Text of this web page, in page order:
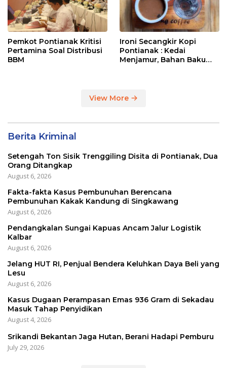
Pemkot Pontianak Kritisi
Pertamina Soal Distribusi
BBM
Ironi Secangkir Kopi
Pontianak : Kedai
Menjamur, Bahan Baku
View More
Berita Kriminal
Setengah Ton Sisik Trenggiling Disita di Pontianak, Dua
Orang Ditangkap
August 6, 2026
Fakta-fakta Kasus Pembunuhan Berencana
Pembunuhan Kakak Kandung di Singkawang
August 6, 2026
Pendangkalan Sungai Kapuas Ancam Jalur Logistik
Kalbar
August 6, 2026
Jelang HUT RI, Penjual Bendera Keluhkan Daya Beli yang
Lesu
August 6, 2026
Kasus Dugaan Perampasan Emas 936 Gram di Sekadau
Masuk Tahap Penyidikan
August 4, 2026
Srikandi Bekantan Jaga Hutan, Berani Hadapi Pemburu
July 29, 2026